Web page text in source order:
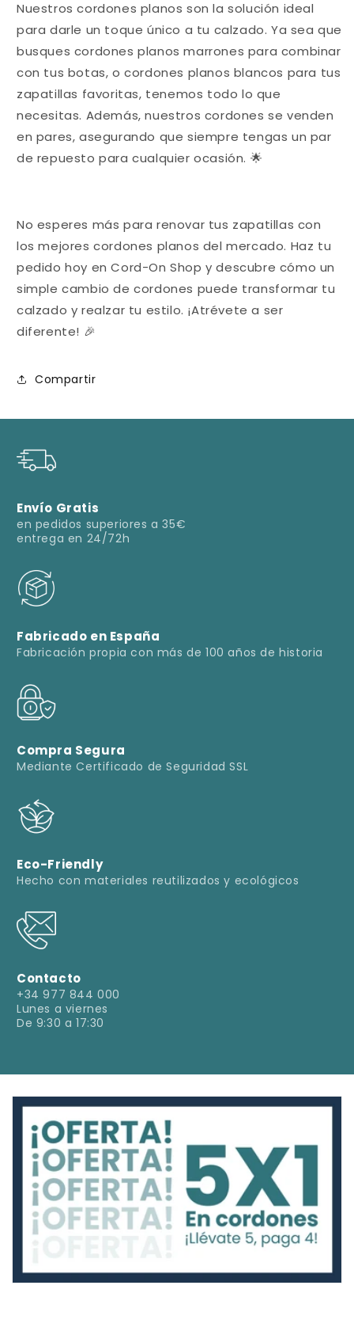
Nuestros cordones planos son la solución ideal
para darle un toque único a tu calzado. Ya sea que
busques cordones planos marrones para combinar
con tus botas, o cordones planos blancos para tus
zapatillas favoritas, tenemos todo lo que
necesitas. Además, nuestros cordones se venden
en pares, asegurando que siempre tengas un par
de repuesto para cualquier ocasión. 🌟
No esperes más para renovar tus zapatillas con
los mejores cordones planos del mercado. Haz tu
pedido hoy en Cord-On Shop y descubre cómo un
simple cambio de cordones puede transformar tu
calzado y realzar tu estilo. ¡Atrévete a ser
diferente! 🎉
Compartir
Envío Gratis
en pedidos superiores a 35€
entrega en 24/72h
Fabricado en España
Fabricación propia con más de 100 años de historia
Compra Segura
Mediante Certificado de Seguridad SSL
Eco-Friendly
Hecho con materiales reutilizados y ecológicos
Contacto
+34 977 844 000
Lunes a viernes
De 9:30 a 17:30